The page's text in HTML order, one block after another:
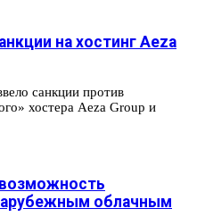
на хостинг Aeza
санкции против
хостера Aeza Group и
облачным